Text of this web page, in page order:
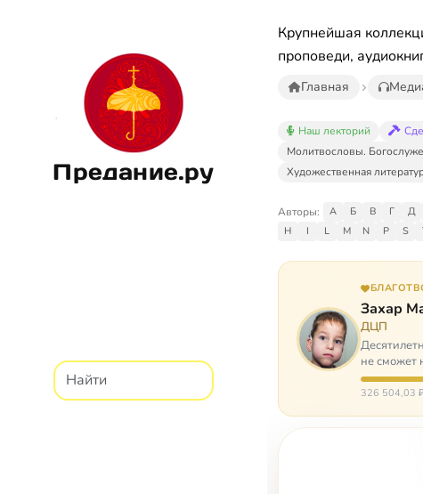
Предание.ру
Крупнейшая
проповеди,
Главная
Наш лекторий
Молитвословы.
Художественная
Авторы: А Б В Г Д
H
I L M N P S
Захар
ДЦП
не сможет
326 504,03 ₽